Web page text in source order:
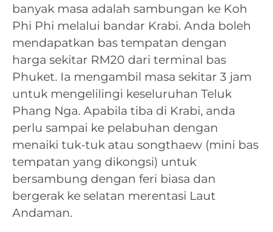
banyak masa adalah sambungan ke Koh
Phi Phi melalui bandar Krabi. Anda boleh
mendapatkan bas tempatan dengan
harga sekitar RM20 dari terminal bas
Phuket. Ia mengambil masa sekitar 3 jam
untuk mengelilingi keseluruhan Teluk
Phang Nga. Apabila tiba di Krabi, anda
perlu sampai ke pelabuhan dengan
menaiki tuk-tuk atau songthaew (mini bas
tempatan yang dikongsi) untuk
bersambung dengan feri biasa dan
bergerak ke selatan merentasi Laut
Andaman.